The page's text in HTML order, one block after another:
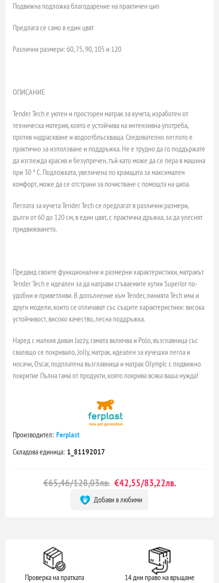
Подвижна подложка благодарение на практичен цип
Предлага се само в един цвят
Различни размери: 60, 75, 90, 105 и 120
ОПИСАНИЕ
Tender Tech е уютен и просторен матрак за кучета, изработен от
техническа материя, която е устойчива на интензивна употреба,
против надраскване и водоотблъскваща. Следователно леглото е
практично за използване и поддръжка. Не е трудно да го поддържате
да изглежда красив и безупречен, тъй като може да се пера в машина
при 30 ° C. Подложката, увеличена по краищата за максимален
комфорт, може да се отстрани за почистване с помощта на ципа.
Леглата за кучета Tender Tech се предлагат в различни размери,
дълги от 60 до 120 см, в един цвят, с практична дръжка, за да улеснят
придвижването.
Предвид своите функционални и размерни характеристики, матракът
Tender Tech е идеален за да направи сгъваемите кутии Superior по-
удобни и приветливи. В допълнение към Tender, линията Tech има и
други модели, които се отличават със същите характеристики: висока
устойчивост, високо качество, лесна поддръжка.
Наред с малкия диван Jazzy, гамата включва и Polo, възглавница със
свалящо се покривало, Jolly, матрак, идеален за кучешки легла и
носачи, Oscar, подплатена възглавница и матрак Olympic с подвижно
покритие Пълна гама от продукти, която покрива всяка ваша нужда!
Производител: Ferplast
Складова единица: 1_81192017
€65,46/128,03лв. €42,55/83,22лв.
Добави в любими
Проверка на пратката 14 дни право на връщане